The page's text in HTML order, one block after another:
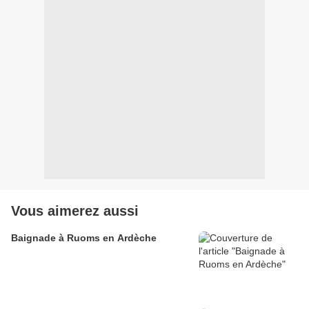
Vous aimerez aussi
Baignade à Ruoms en Ardèche